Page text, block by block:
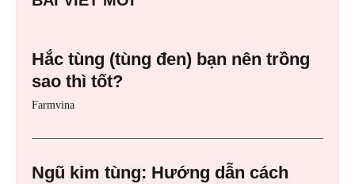
Hắc tùng (tùng đen) bạn nên trồng
sao thì tốt?
Farmvina
Ngũ kim tùng: Hướng dẫn cách